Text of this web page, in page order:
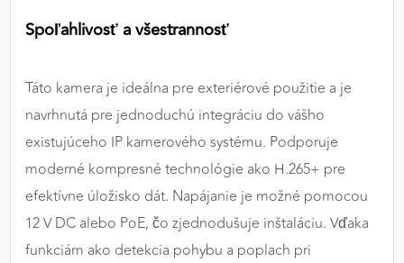
Spoľahlivosť a všestrannosť
Táto kamera je ideálna pre exteriérové použitie a je
navrhnutá pre jednoduchú integráciu do vášho
existujúceho IP kamerového systému. Podporuje
moderné kompresné technológie ako H.265+ pre
efektívne úložisko dát. Napájanie je možné pomocou
12 V DC alebo PoE, čo zjednodušuje inštaláciu. Vďaka
funkciám ako detekcia pohybu a poplach pri